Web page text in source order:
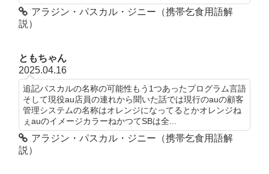
アラジン・パスカル・ジニー（携帯乞食用語解
説）
ともちゃん
2025.04.16
追記パスカルの名称の可能性もう1つあったプログラム言語
そして現役au店員の連れから聞いた話では現行のauの顧客
管理システムの名称はオレンジになってるとかオレンジね
ぇauのイメージカラーねかつてSBは全...
アラジン・パスカル・ジニー（携帯乞食用語解
説）